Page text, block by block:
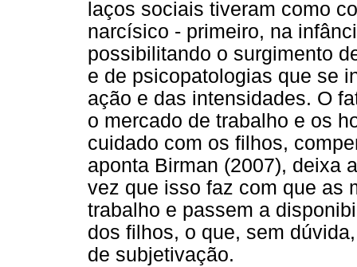
laços sociais tiveram como
narcísico - primeiro, na
possibilitando o surgimento
e de psicopatologias que se
ação e das intensidades. O
o mercado de trabalho e os
cuidado com os filhos,
aponta Birman (2007), deixa
vez que isso faz com que as
trabalho e passem a
dos filhos, o que, sem
de subjetivação.